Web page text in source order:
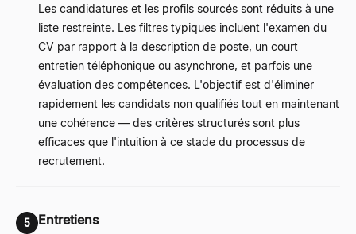
Les candidatures et les profils sourcés sont réduits à une
liste restreinte. Les filtres typiques incluent l'examen du
CV par rapport à la description de poste, un court
entretien téléphonique ou asynchrone, et parfois une
évaluation des compétences. L'objectif est d'éliminer
rapidement les candidats non qualifiés tout en maintenant
une cohérence — des critères structurés sont plus
efficaces que l'intuition à ce stade du processus de
recrutement.
5 Entretiens